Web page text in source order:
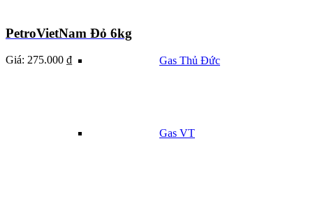
Gas Thủ Đức
Gas VT
PetroVietNam Đỏ 6kg
Giá: 275.000 ₫